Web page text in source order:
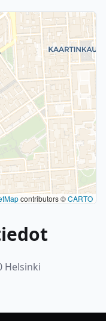
contributors ©CARTO
Helsinki